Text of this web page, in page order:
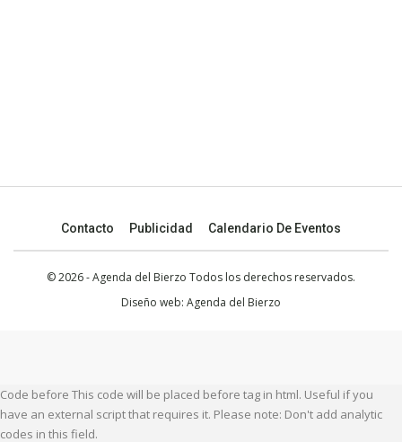
Contacto Publicidad Calendario De Eventos
© 2026 - Agenda del Bierzo Todos los derechos reservados.
Diseño web: Agenda del Bierzo
Code before This code will be placed before tag in html. Useful if you
have an external script that requires it. Please note: Don't add analytic
codes in this field.